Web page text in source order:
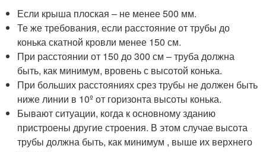
Если крыша плоская – не менее 500 мм.
Те же требования, если расстояние от трубы до
конька скатной кровли менее 150 см.
При расстоянии от 150 до 300 см – труба должна
быть, как минимум, вровень с высотой конька.
При больших расстояниях срез трубы не должен быть
ниже линии в 10º от горизонта высоты конька.
Бывают ситуации, когда к основному зданию
пристроены другие строения. В этом случае высота
трубы должна быть, как минимум , выше их верхнего